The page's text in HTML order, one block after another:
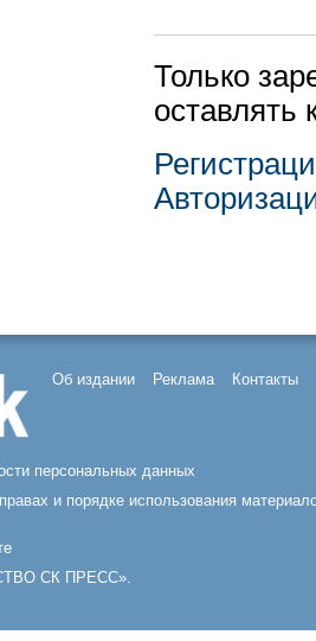
Только
оставлять
Об издании Реклама Контакты
персональных данных
и порядке использования
СК ПРЕСС».